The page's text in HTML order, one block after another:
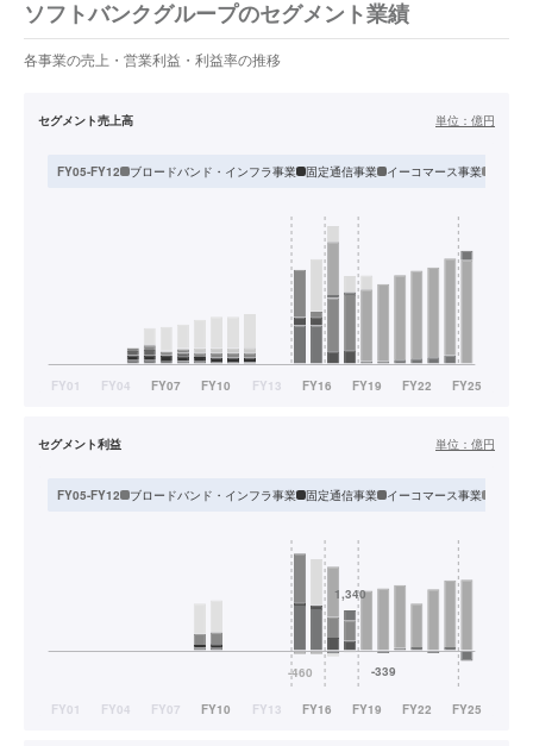
ソフトバンクグループのセグメント業績
各事業の売上・営業利益・利益率の推移
セグメント売上高 単位： 億円
FY05-FY12 ブロードバンド・インフラ事業 固定通信事業 イーコマース事業
セグメント利益 単位： 億円
FY05-FY12 ブロードバンド・インフラ事業 固定通信事業 イーコマース事業